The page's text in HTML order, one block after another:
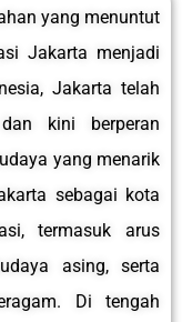
yang menuntut
Jakarta menjadi
Jakarta telah
kini berperan
yang menarik
sebagai kota
termasuk arus
asing, serta
Di tengah